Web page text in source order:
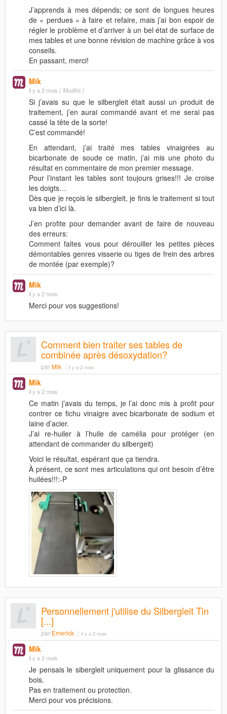
J’apprends à mes dépends; ce sont de longues heures
de « perdues » à faire et refaire, mais j’ai bon espoir de
régler le problème et d’arriver à un bel état de surface de
mes tables et une bonne révision de machine grâce à vos
conseils.
En passant, merci!
Mik
il y a 2 mois ( Modifié )
Si j’avais su que le silbergleit était aussi un produit de
traitement, j’en aurai commandé avant et me serai pas
cassé la tête de la sorte!
C’est commandé!
En attendant, j’ai traité mes tables vinaigrées au
bicarbonate de soude ce matin, j’ai mis une photo du
résultat en commentaire de mon premier message.
Pour l’instant les tables sont toujours grises!!! Je croise
les doigts…
Dès que je reçois le silbergleit, je finis le traitement si tout
va bien d’ici là.
J’en profite pour demander avant de faire de nouveau
des erreurs:
Comment faites vous pour dérouiller les petites pièces
démontables genres visserie ou tiges de frein des arbres
de montée (par exemple)?
Mik
il y a 2 mois
Merci pour vos suggestions!
Comment bien traiter ses tables de
combinée après désoxydation?
parMik il y a 2 mois
Mik
il y a 2 mois
Ce matin j’avais du temps, je l’ai donc mis à profit pour
contrer ce fichu vinaigre avec bicarbonate de sodium et
laine d’acier.
J’ai re-huiler à l’huile de camélia pour protéger (en
attendant de commander du silbergeit)
Voici le résultat, espérant que ça tiendra.
À présent, ce sont mes articulations qui ont besoin d’être
huilées!!!:-P
Personnellement j'utilise du Silbergleit Tin
[...]
par Emerick il y a 2 mois
Mik
il y a 2 mois
Je pensais le sibergleit uniquement pour la glissance du
bois.
Pas en traitement ou protection.
Merci pour vos précisions.